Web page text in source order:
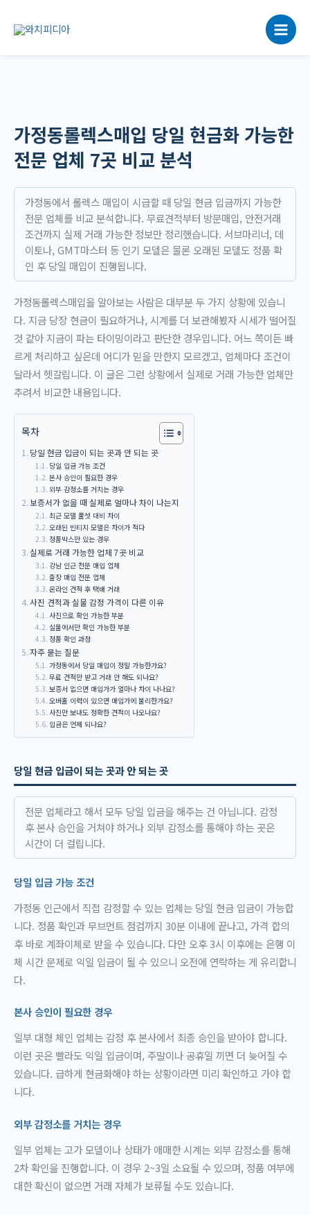
로
가정동롤렉스매입 당일 현금화 가능한
전문 업체 7곳 비교 분석
가정동에서 롤렉스 매입이 시급할 때 당일 현금 입금까지 가능한
전문 업체를 비교 분석합니다. 무료견적부터 방문매입, 안전거래
조건까지 실제 거래 가능한 정보만 정리했습니다. 서브마리너, 데
이토나, GMT마스터 등 인기 모델은 물론 오래된 모델도 정품 확
인 후 당일 매입이 진행됩니다.
가정동롤렉스매입을 알아보는 사람은 대부분 두 가지 상황에 있습니
다. 지금 당장 현금이 필요하거나, 시계를 더 보관해봤자 시세가 떨어질
것 같아 지금이 파는 타이밍이라고 판단한 경우입니다. 어느 쪽이든 빠
르게 처리하고 싶은데 어디가 믿을 만한지 모르겠고, 업체마다 조건이
달라서 헷갈립니다. 이 글은 그런 상황에서 실제로 거래 가능한 업체만
추려서 비교한 내용입니다.
목차
당일 현금 입금이 되는 곳과 안 되는 곳
당일 입금 가능 조건
본사 승인이 필요한 경우
외부 감정소를 거치는 경우
보증서가 없을 때 실제로 얼마나 차이 나는지
최근 모델 풀셋 대비 차이
오래된 빈티지 모델은 차이가 적다
정품박스만 있는 경우
실제로 거래 가능한 업체 7곳 비교
강남 인근 전문 매입 업체
출장 매입 전문 업체
온라인 견적 후 택배 거래
사진 견적과 실물 감정 가격이 다른 이유
사진으로 확인 가능한 부분
실물에서만 확인 가능한 부분
정품 확인 과정
자주 묻는 질문
가정동에서 당일 매입이 정말 가능한가요?
무료 견적만 받고 거래 안 해도 되나요?
보증서 없으면 매입가가 얼마나 차이 나나요?
오버홀 이력이 있으면 매입가에 불리한가요?
사진만 보내도 정확한 견적이 나오나요?
입금은 언제 되나요?
당일 현금 입금이 되는 곳과 안 되는 곳
전문 업체라고 해서 모두 당일 입금을 해주는 건 아닙니다. 감정
후 본사 승인을 거쳐야 하거나 외부 감정소를 통해야 하는 곳은
시간이 더 걸립니다.
당일 입금 가능 조건
가정동 인근에서 직접 감정할 수 있는 업체는 당일 현금 입금이 가능합
니다. 정품 확인과 무브먼트 점검까지 30분 이내에 끝나고, 가격 합의
후 바로 계좌이체로 받을 수 있습니다. 다만 오후 3시 이후에는 은행 이
체 시간 문제로 익일 입금이 될 수 있으니 오전에 연락하는 게 유리합니
다.
본사 승인이 필요한 경우
일부 대형 체인 업체는 감정 후 본사에서 최종 승인을 받아야 합니다.
이런 곳은 빨라도 익일 입금이며, 주말이나 공휴일 끼면 더 늦어질 수
있습니다. 급하게 현금화해야 하는 상황이라면 미리 확인하고 가야 합
니다.
외부 감정소를 거치는 경우
일부 업체는 고가 모델이나 상태가 애매한 시계는 외부 감정소를 통해
2차 확인을 진행합니다. 이 경우 2~3일 소요될 수 있으며, 정품 여부에
대한 확신이 없으면 거래 자체가 보류될 수도 있습니다.